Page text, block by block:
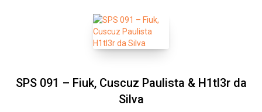
SPS 091 – Fiuk, Cuscuz Paulista & H1tl3r da
Silva